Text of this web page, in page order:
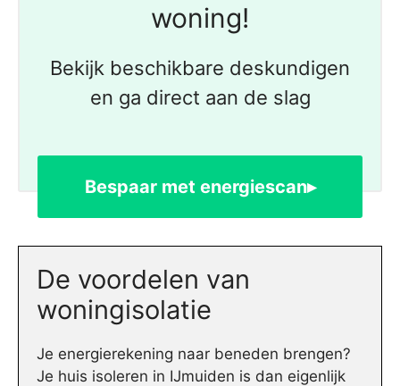
woning!
Bekijk beschikbare deskundigen
en ga direct aan de slag
Bespaar met energiescan▸
De voordelen van
woningisolatie
Je energierekening naar beneden brengen?
Je huis isoleren in IJmuiden is dan eigenlijk